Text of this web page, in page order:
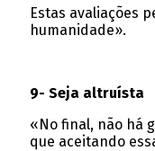
Estas avaliações
humanidade».
9- Seja altruísta
«No final, não há
que aceitando